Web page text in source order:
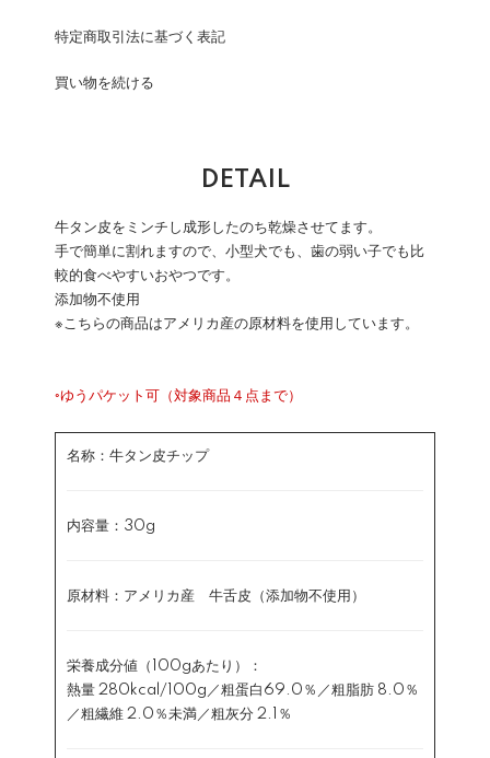
特定商取引法に基づく表記
買い物を続ける
DETAIL
牛タン皮をミンチし成形したのち乾燥させてます。
手で簡単に割れますので、小型犬でも、歯の弱い子でも比
較的食べやすいおやつです。
添加物不使用
※こちらの商品はアメリカ産の原材料を使用しています。
◦ゆうパケット可（対象商品４点まで）
名称：牛タン皮チップ
内容量：30g
原材料：アメリカ産 牛舌皮（添加物不使用）
栄養成分値（100gあたり）：
熱量 280kcal/100g／粗蛋白69.0％／粗脂肪 8.0％
／粗繊維 2.0％未満／粗灰分 2.1％